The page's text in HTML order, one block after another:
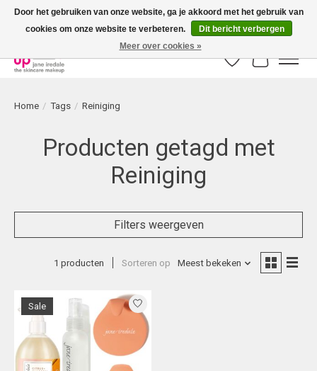
Bestellingen boven € 50,00 worden altijd gratis verzonden!
Verlanglijst
Home / Tags / Reiniging
Producten getagd met
Reiniging
Filters weergeven
1 producten Sorteren op Meest bekeken
Sale
Door het gebruiken van onze website, ga je akkoord met het gebruik van
cookies om onze website te verbeteren.
Dit bericht verbergen
Meer over cookies »